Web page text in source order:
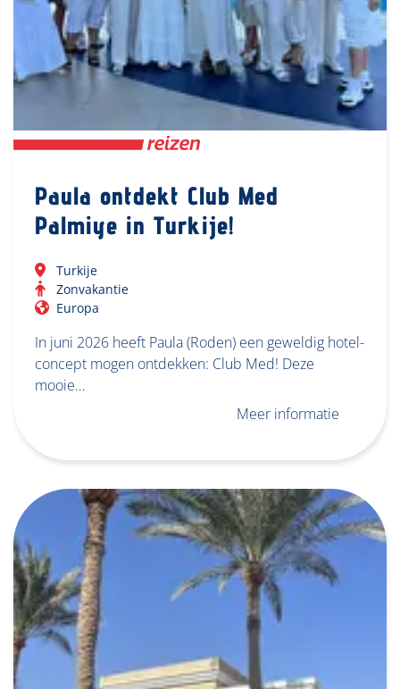
Paula ontdekt Club Med
Palmiye in Turkije!
Turkije
Zonvakantie
Europa
In juni 2026 heeft Paula (Roden) een geweldig hotel-
concept mogen ontdekken: Club Med! Deze
mooie…
Meer informatie